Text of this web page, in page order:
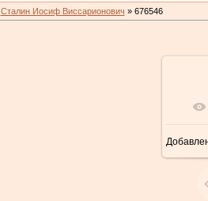
Сталин Иосиф Виссарионович » 676546